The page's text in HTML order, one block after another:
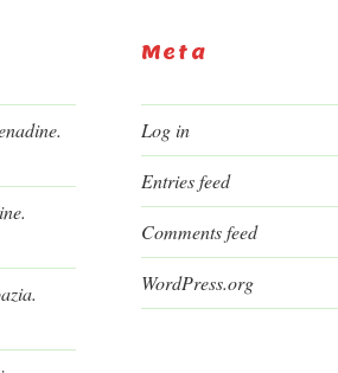
Meta
Log in
Entries feed
Comments feed
WordPress.org